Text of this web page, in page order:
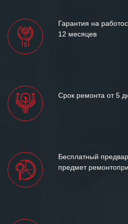
Гарантия на
12 месяцев
Срок ремонта от 5
Бесплатный
предмет